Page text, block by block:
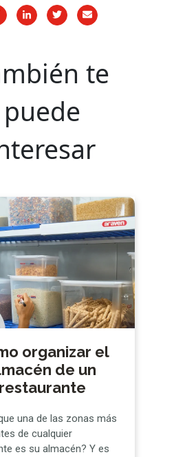
te
puede
organizar el
de un
restaurante
una de las zonas más
de cualquier
es su almacén? Y es